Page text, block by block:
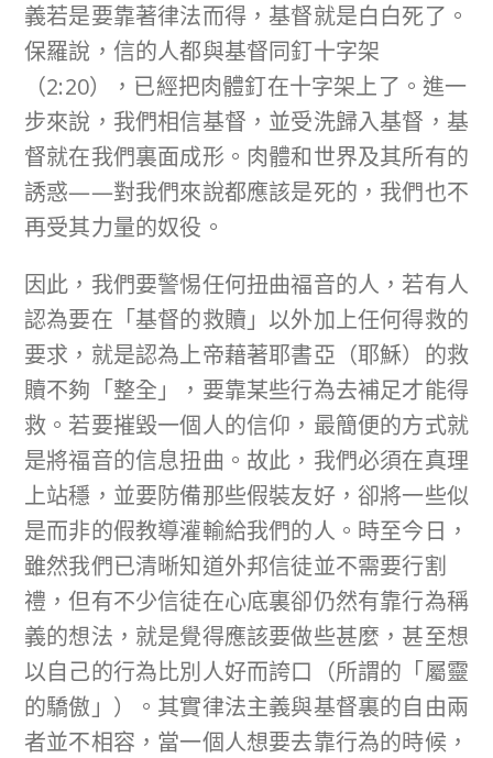
義若是要靠著律法而得，基督就是白白死了。
保羅說，信的人都與基督同釘十字架
（2:20），已經把肉體釘在十字架上了。進一
步來說，我們相信基督，並受洗歸入基督，基
督就在我們裏面成形。肉體和世界及其所有的
誘惑——對我們來說都應該是死的，我們也不
再受其力量的奴役。
因此，我們要警惕任何扭曲福音的人，若有人
認為要在「基督的救贖」以外加上任何得救的
要求，就是認為上帝藉著耶書亞（耶穌）的救
贖不夠「整全」，要靠某些行為去補足才能得
救。若要摧毀一個人的信仰，最簡便的方式就
是將福音的信息扭曲。故此，我們必須在真理
上站穩，並要防備那些假裝友好，卻將一些似
是而非的假教導灌輸給我們的人。時至今日，
雖然我們已清晰知道外邦信徒並不需要行割
禮，但有不少信徒在心底裏卻仍然有靠行為稱
義的想法，就是覺得應該要做些甚麼，甚至想
以自己的行為比別人好而誇口（所謂的「屬靈
的驕傲」）。其實律法主義與基督裏的自由兩
者並不相容，當一個人想要去靠行為的時候，